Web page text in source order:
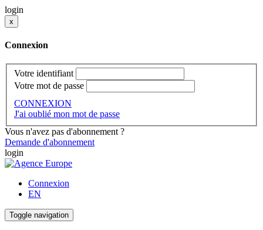
login
x
Connexion
Votre identifiant
Votre mot de passe
CONNEXION
J'ai oublié mon mot de passe
Vous n'avez pas d'abonnement ?
Demande d'abonnement
login
Connexion
EN
Toggle navigation